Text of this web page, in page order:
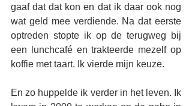
gaaf dat dat kon en dat ik daar ook nog
wat geld mee verdiende. Na dat eerste
optreden stopte ik op de terugweg bij
een lunchcafé en trakteerde mezelf op
koffie met taart. Ik vierde mijn keuze.
En zo huppelde ik verder in het leven. Ik